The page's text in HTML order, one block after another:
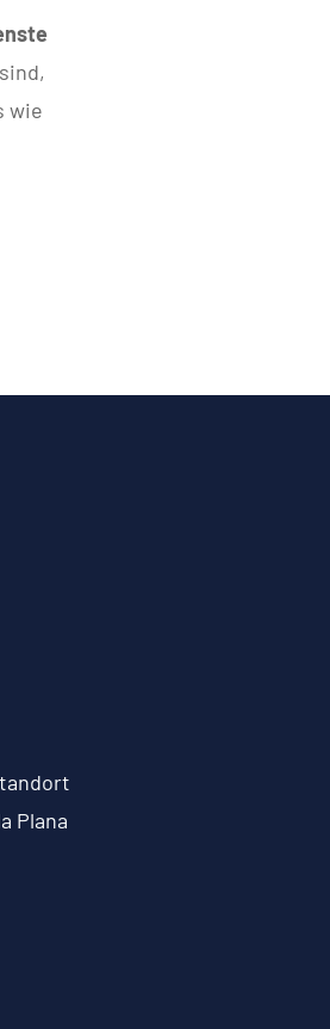
wie
Plana